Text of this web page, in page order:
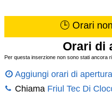
🕒 Orari
Orari di
Per questa inserzione non sono stati ancora
Aggiungi orari di apertura
Chiama Friul Tec Di